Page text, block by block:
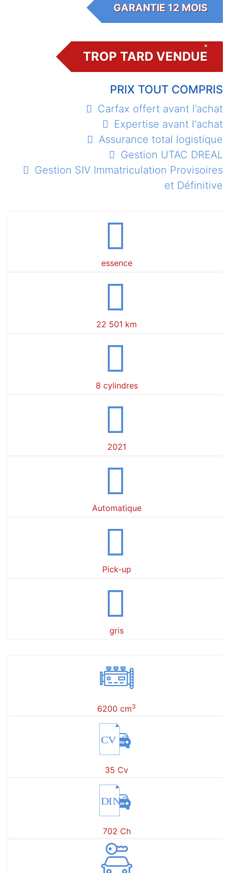
GARANTIE 12 MOIS
TROP TARD VENDUE
PRIX TOUT COMPRIS
Carfax offert avant l’achat
Expertise avant l'achat
Assurance total logistique
Gestion UTAC DREAL
Gestion SIV Immatriculation Provisoires
et Définitive
essence
22 501 km
8 cylindres
2021
Automatique
Pick-up
gris
6200 cm3
CV
35 Cv
DIN
702 Ch